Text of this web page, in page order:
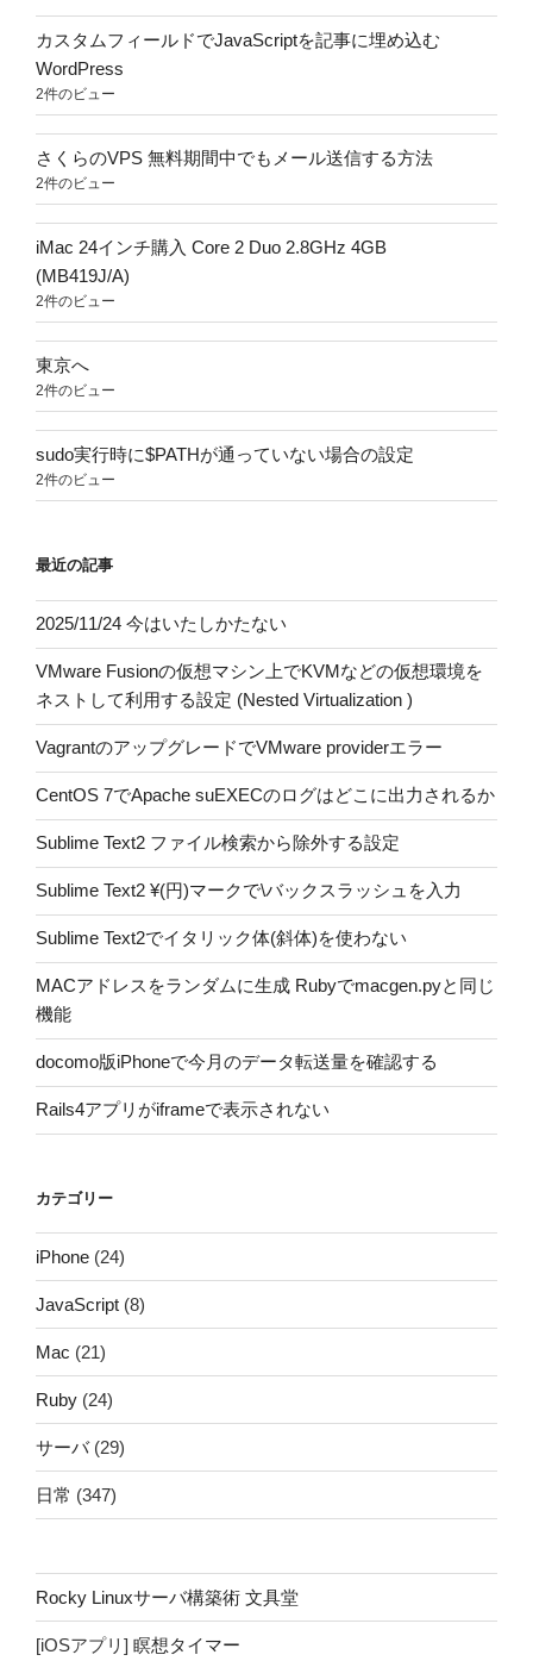
カスタムフィールドでJavaScriptを記事に埋め込む
WordPress
2件のビュー
さくらのVPS 無料期間中でもメール送信する方法
2件のビュー
iMac 24インチ購入 Core 2 Duo 2.8GHz 4GB
(MB419J/A)
2件のビュー
東京へ
2件のビュー
sudo実行時に$PATHが通っていない場合の設定
2件のビュー
最近の記事
2025/11/24 今はいたしかたない
VMware Fusionの仮想マシン上でKVMなどの仮想環境を
ネストして利用する設定 (Nested Virtualization )
VagrantのアップグレードでVMware providerエラー
CentOS 7でApache suEXECのログはどこに出力されるか
Sublime Text2 ファイル検索から除外する設定
Sublime Text2 ¥(円)マークで\バックスラッシュを入力
Sublime Text2でイタリック体(斜体)を使わない
MACアドレスをランダムに生成 Rubyでmacgen.pyと同じ
機能
docomo版iPhoneで今月のデータ転送量を確認する
Rails4アプリがiframeで表示されない
カテゴリー
iPhone (24)
JavaScript (8)
Mac (21)
Ruby (24)
サーバ(29)
日常 (347)
Rocky Linuxサーバ構築術 文具堂
[iOSアプリ] 瞑想タイマー